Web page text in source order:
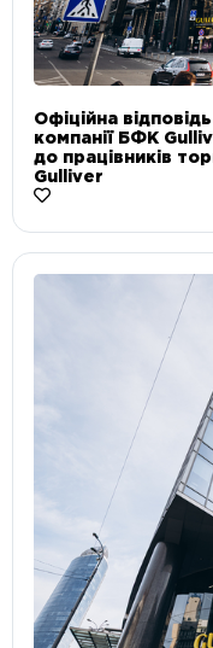
Офіційна
компанії БФК
до працівників
Gulliver